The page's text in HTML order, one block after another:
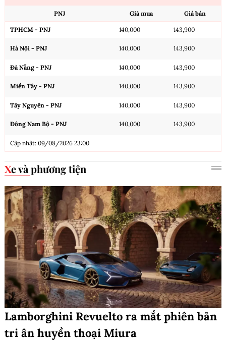
PNJ Giá mua Giá bán
TPHCM - PNJ 140,000 143,900
Hà Nội - PNJ 140,000 143,900
Đà Nẵng - PNJ 140,000 143,900
Miền Tây - PNJ 140,000 143,900
Tây Nguyên - PNJ 140,000 143,900
Đông Nam Bộ - PNJ 140,000 143,900
Cập nhật: 09/08/2026 23:00
Xe và phương tiện
Lamborghini Revuelto ra mắt phiên bản
tri ân huyền thoại Miura